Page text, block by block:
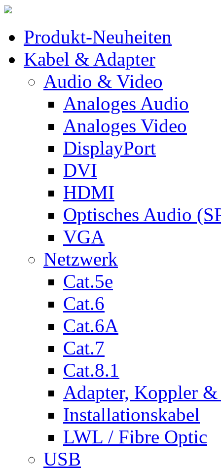
Produkt-Neuheiten
Kabel & Adapter
Audio & Video
Analoges Audio
Analoges Video
DisplayPort
DVI
HDMI
Optisches Audio
VGA
Netzwerk
Cat.5e
Cat.6
Cat.6A
Cat.7
Cat.8.1
Adapter, Koppler &
Installationskabel
LWL / Fibre Optic
USB